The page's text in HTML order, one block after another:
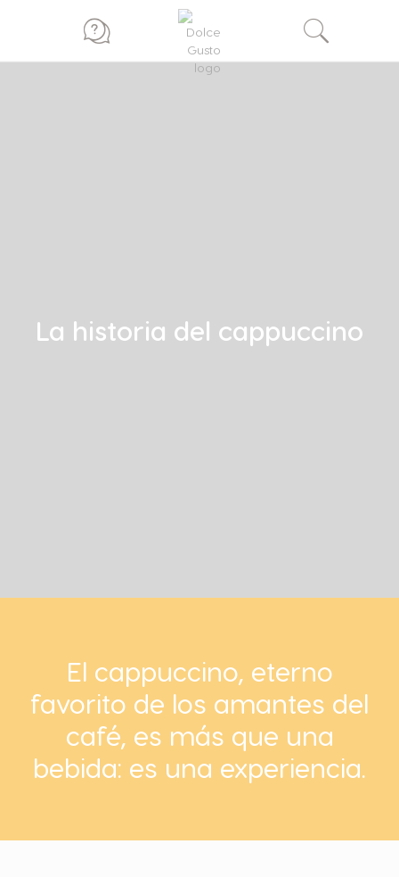
La historia del cappuccino
El cappuccino, eterno
favorito de los amantes del
café, es más que una
bebida: es una experiencia.